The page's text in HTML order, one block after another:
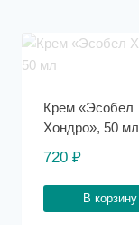
Крем «Эсобел
Хондро», 50 мл
720 ₽
В корзину